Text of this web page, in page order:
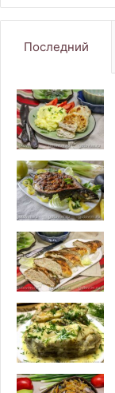
Последний